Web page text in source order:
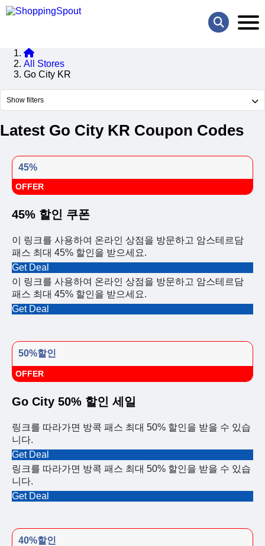
All Stores
Go City KR
Show filters
Latest Go City KR Coupon Codes
45%
OFFER
45% 할인 쿠폰
이 링크를 사용하여 온라인 상점을 방문하고 암스테르담
패스 최대 45% 할인을 받으세요.
Get Deal
이 링크를 사용하여 온라인 상점을 방문하고 암스테르담
패스 최대 45% 할인을 받으세요.
Get Deal
50%할인
OFFER
Go City 50% 할인 세일
링크를 따라가면 방콕 패스 최대 50% 할인을 받을 수 있습
니다.
Get Deal
링크를 따라가면 방콕 패스 최대 50% 할인을 받을 수 있습
니다.
Get Deal
40%할인